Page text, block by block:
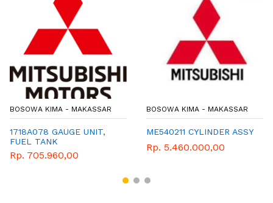
BOSOWA KIMA - MAKASSAR
1718A078 GAUGE UNIT,
FUEL TANK
Rp. 705.960,00
BOSOWA KIMA - MAKASSAR
ME540211 CYLINDER ASSY
Rp. 5.460.000,00